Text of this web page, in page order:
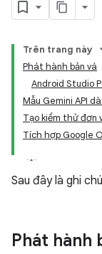
Trên trang này
Phát hành bản vá
Android Studio
Mẫu Gemini API
Tạo kiểm thử đơn
Tích hợp Google
Sau đây là ghi
Phát hành